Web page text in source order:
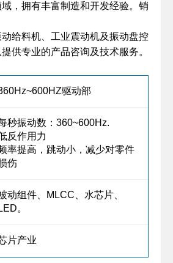
，拥有丰富制造和开发经验。销
给料机、工业震动机及振动盘控
供专业的产品咨询及技术服务。
驱动部
秒振动数：360~600Hz.
反作用力
率提高，跳动小，减少对零件
伤
动组件、MLCC、水芯片、
。
片产业